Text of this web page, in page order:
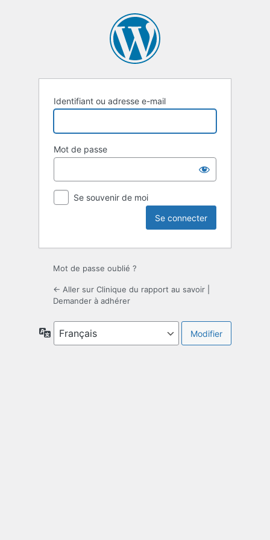
Identifiant ou adresse e-mail
Mot de passe
Se souvenir de moi
Mot de passe oublié ?
← Aller sur Clinique du rapport au savoir
Demander à adhérer
Langue